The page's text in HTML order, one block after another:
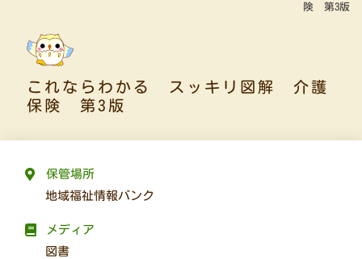
険 第3版
これならわかる スッキリ図解 介護
保険 第3版
保管場所
地域福祉情報バンク
メディア
図書